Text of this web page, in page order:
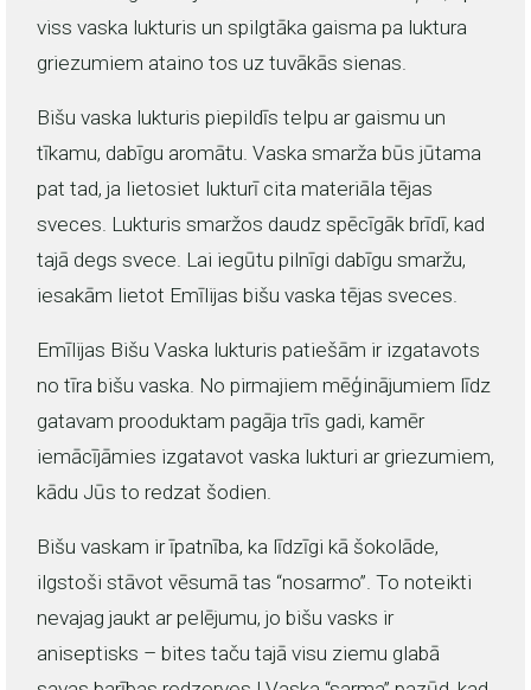
viss vaska lukturis un spilgtāka gaisma pa luktura
griezumiem ataino tos uz tuvākās sienas.
Bišu vaska lukturis piepildīs telpu ar gaismu un
tīkamu, dabīgu aromātu. Vaska smarža būs jūtama
pat tad, ja lietosiet lukturī cita materiāla tējas
sveces. Lukturis smaržos daudz spēcīgāk brīdī, kad
tajā degs svece. Lai iegūtu pilnīgi dabīgu smaržu,
iesakām lietot Emīlijas bišu vaska tējas sveces.
Emīlijas Bišu Vaska lukturis patiešām ir izgatavots
no tīra bišu vaska. No pirmajiem mēģinājumiem līdz
gatavam prooduktam pagāja trīs gadi, kamēr
iemācījāmies izgatavot vaska lukturi ar griezumiem,
kādu Jūs to redzat šodien.
Bišu vaskam ir īpatnība, ka līdzīgi kā šokolāde,
ilgstoši stāvot vēsumā tas “nosarmo”. To noteikti
nevajag jaukt ar pelējumu, jo bišu vasks ir
aniseptisks – bites taču tajā visu ziemu glabā